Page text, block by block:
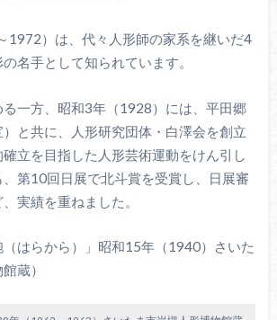
1972）は、代々人形師の家系を継いだ4
名手として知られています。
一方、昭和3年（1928）には、平田郷
と共に、人形研究団体・白澤会を創立
立を目指した人形芸術運動をけん引し
、第10回日展で北斗賞を受賞し、日展審
実績を重ねました。
はらから）」昭和15年（1940）さいた
蔵）